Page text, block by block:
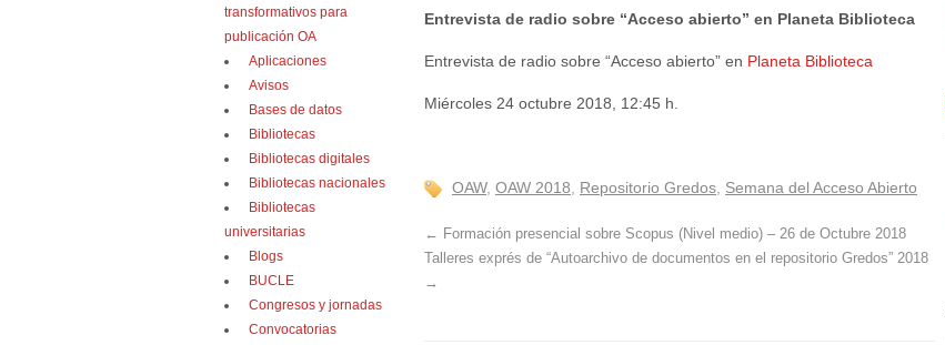
Entrevista de radio sobre “Acceso abierto” en Planeta Biblioteca
Entrevista de radio sobre “Acceso abierto” en Planeta Biblioteca
Miércoles 24 octubre 2018, 12:45 h.
OAW, OAW 2018 Repositorio Gredos Semana del Acceso Abierto
← Formación presencial sobre Scopus (Nivel medio) – 26 de Octubre 2018
Talleres exprés de “Autoarchivo de documentos en el repositorio Gredos” 2018
→
transformativos para
publicación OA
Aplicaciones
Avisos
Bases de datos
Bibliotecas
Bibliotecas digitales
Bibliotecas nacionales
Bibliotecas
universitarias
Blogs
BUCLE
Congresos y jornadas
Convocatorias